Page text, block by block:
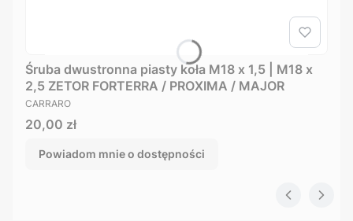
Śruba dwustronna piasty koła M18 x 1,5 | M18 x
2,5 ZETOR FORTERRA / PROXIMA / MAJOR
PRODUCENT
CARRARO
Cena
20,00 zł
Powiadom mnie o dostępności